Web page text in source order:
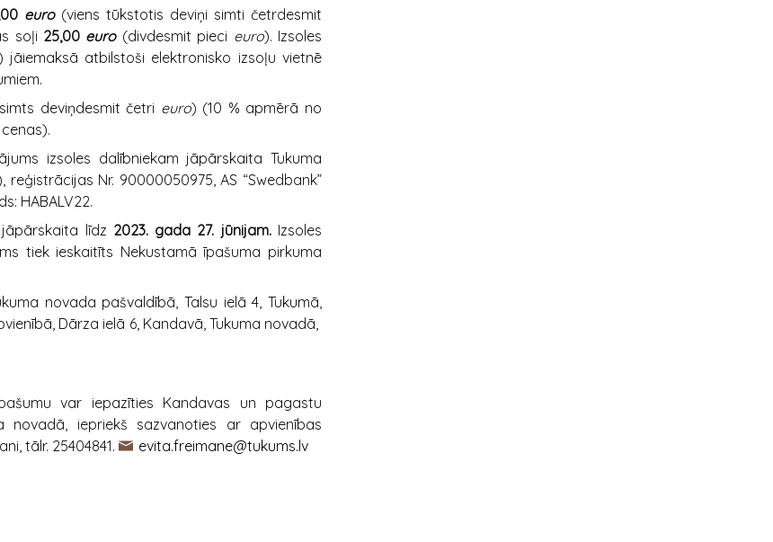
euro(viens tūkstotis deviņi simti četrdesmit
soļi 25,00 euro(divdesmit pieci euro). Izsoles
jāiemaksā atbilstoši elektronisko izsoļu vietnē
deviņdesmit četri euro) (10 % apmērā no
izsoles dalībniekam jāpārskaita Tukuma
Nr. 90000050975, AS “Swedbank”
HABALV22.
līdz 2023. gada 27. jūnijam. Izsoles
tiek ieskaitīts Nekustamā īpašuma pirkuma
novada pašvaldībā, Talsu ielā 4, Tukumā,
Dārza ielā 6, Kandavā, Tukuma novadā,
var iepazīties Kandavas un pagastu
novadā, iepriekš sazvanoties ar apvienības
tālr. 25404841.
evita.freimane@tukums.lv